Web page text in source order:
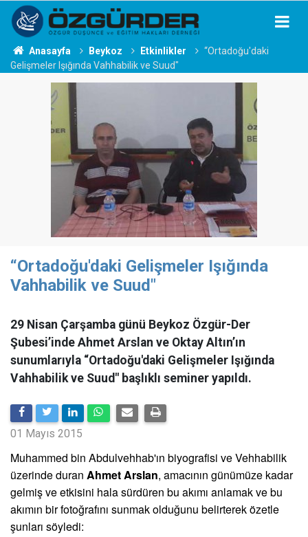
Anasayfa Beykoz Etkinlikler
“Ortadoğu'daki
Gelişmeler Işığında Vahhabilik ve Suud"
“Ortadoğu'daki Gelişmeler Işığında
Vahhabilik ve Suud"
29 Nisan Çarşamba günü Beykoz Özgür-Der
Şubesi’inde Ahmet Arslan ve Oktay Altın’ın
sunumlarıyla “Ortadoğu'daki Gelişmeler Işığında
Vahhabilik ve Suud" başlıklı seminer yapıldı.
01 Mayıs 2015
Muhammed bin Abdulvehhab'ın biyografisi ve Vehhabilik
üzerinde duran Ahmet Arslan, amacının günümüze kadar
gelmiş ve etkisini hala sürdüren bu akımı anlamak ve bu
akımın bir fotoğrafını sunmak olduğunu belirterek özetle
şunları söyledi: